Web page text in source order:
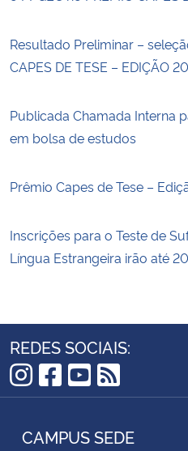
Gabinete de Segurança Institucional
Banco Central do Brasil
Resultado Preliminar –
CAPES DE TESE – EDIÇÃO
Publicada Chamada Interna
em bolsa de estudos
Prêmio Capes de Tese –
Inscrições para o Teste de
Língua Estrangeira irão até
REDES SOCIAIS:
Instagram
Facebook
YouTube
RSS
CAMPUS SEDE